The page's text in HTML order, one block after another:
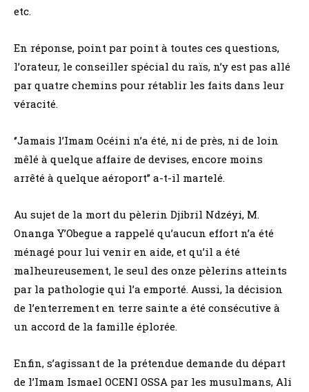
etc.
En réponse, point par point à toutes ces questions,
l’orateur, le conseiller spécial du raïs, n’y est pas allé
par quatre chemins pour rétablir les faits dans leur
véracité.
‘’Jamais l’Imam Océini n’a été, ni de près, ni de loin
mêlé à quelque affaire de devises, encore moins
arrêté à quelque aéroport’’ a-t-il martelé.
Au sujet de la mort du pèlerin Djibril Ndzéyi, M.
Onanga Y’Obegue a rappelé qu’aucun effort n’a été
ménagé pour lui venir en aide, et qu’il a été
malheureusement, le seul des onze pèlerins atteints
par la pathologie qui l’a emporté. Aussi, la décision
de l’enterrement en terre sainte a été consécutive à
un accord de la famille éplorée.
Enfin, s’agissant de la prétendue demande du départ
de l’Imam Ismael OCENI OSSA par les musulmans, Ali